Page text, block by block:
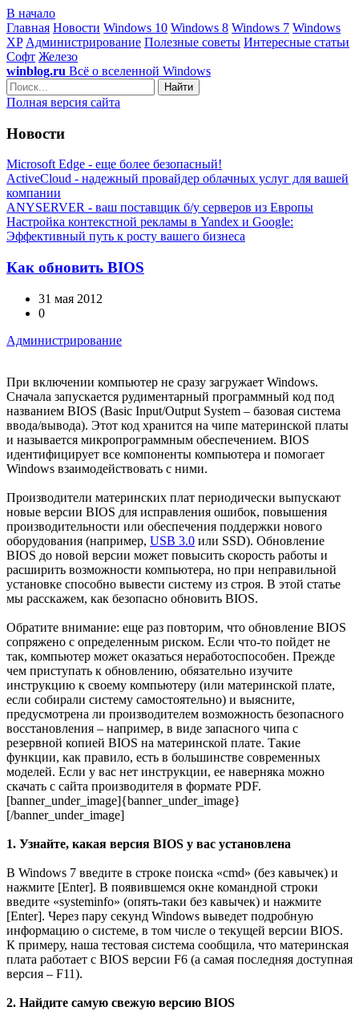
В начало
Главная Новости Windows 10 Windows 8 Windows 7 Windows
XP Администрирование Полезные советы Интересные статьи
Софт Железо
winblog.ru Всё о вселенной Windows
Найти
Полная версия сайта
Новости
Microsoft Edge - еще более безопасный!
ActiveCloud - надежный провайдер облачных услуг для вашей
компании
ANYSERVER - ваш поставщик б/у серверов из Европы
Настройка контекстной рекламы в Yandex и Google:
Эффективный путь к росту вашего бизнеса
Как обновить BIOS
31 мая 2012
0
Администрирование
При включении компьютер не сразу загружает Windows.
Сначала запускается рудиментарный программный код под
названием BIOS (Basic Input/Output System – базовая система
ввода/вывода). Этот код хранится на чипе материнской платы
и называется микропрограммным обеспечением. BIOS
идентифицирует все компоненты компьютера и помогает
Windows взаимодействовать с ними.
Производители материнских плат периодически выпускают
новые версии BIOS для исправления ошибок, повышения
производительности или обеспечения поддержки нового
оборудования (например, USB 3.0 или SSD). Обновление
BIOS до новой версии может повысить скорость работы и
расширить возможности компьютера, но при неправильной
установке способно вывести систему из строя. В этой статье
мы расскажем, как безопасно обновить BIOS.
Обратите внимание: еще раз повторим, что обновление BIOS
сопряжено с определенным риском. Если что-то пойдет не
так, компьютер может оказаться неработоспособен. Прежде
чем приступать к обновлению, обязательно изучите
инструкцию к своему компьютеру (или материнской плате,
если собирали систему самостоятельно) и выясните,
предусмотрена ли производителем возможность безопасного
восстановления – например, в виде запасного чипа с
резервной копией BIOS на материнской плате. Такие
функции, как правило, есть в большинстве современных
моделей. Если у вас нет инструкции, ее наверняка можно
скачать с сайта производителя в формате PDF.
[banner_under_image]{banner_under_image}
[/banner_under_image]
1. Узнайте, какая версия BIOS у вас установлена
В Windows 7 введите в строке поиска «cmd» (без кавычек) и
нажмите [Enter]. В появившемся окне командной строки
введите «systeminfo» (опять-таки без кавычек) и нажмите
[Enter]. Через пару секунд Windows выведет подробную
информацию о системе, в том числе о текущей версии BIOS.
К примеру, наша тестовая система сообщила, что материнская
плата работает с BIOS версии F6 (а самая последняя доступная
версия – F11).
2. Найдите самую свежую версию BIOS